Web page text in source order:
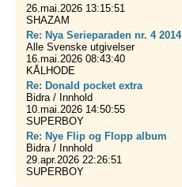
26.mai.2026 13:15:51
SHAZAM
Re: Nya Serieparaden nr. 4 2014
Alle Svenske utgivelser
16.mai.2026 08:43:40
KÅLHODE
Re: Donald pocket extra
Bidra / Innhold
10.mai.2026 14:50:55
SUPERBOY
Re: Nye Flip og Flopp album
Bidra / Innhold
29.apr.2026 22:26:51
SUPERBOY